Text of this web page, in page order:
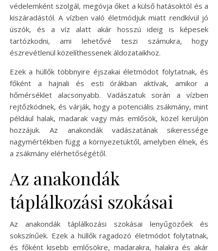
védelemként szolgál, megóvja őket a külső hatásoktól és a
kiszáradástól. A vízben való életmódjuk miatt rendkívül jó
úszók, és a víz alatt akár hosszú ideig is képesek
tartózkodni, ami lehetővé teszi számukra, hogy
észrevétlenül közelíthessenek áldozataikhoz.
Ezek a hüllők többnyire éjszakai életmódot folytatnak, és
főként a hajnali és esti órákban aktívak, amikor a
hőmérséklet alacsonyabb. Vadászatuk során a vízben
rejtőzködnek, és várják, hogy a potenciális zsákmány, mint
például halak, madarak vagy más emlősök, közel kerüljön
hozzájuk. Az anakondák vadászatának sikeressége
nagymértékben függ a környezetüktől, amelyben élnek, és
a zsákmány elérhetőségétől.
Az anakondák
táplálkozási szokásai
Az anakondák táplálkozási szokásai lenyűgözőek és
sokszínűek. Ezek a hüllők ragadozó életmódot folytatnak,
és főként kisebb emlősökre, madarakra, halakra és akár